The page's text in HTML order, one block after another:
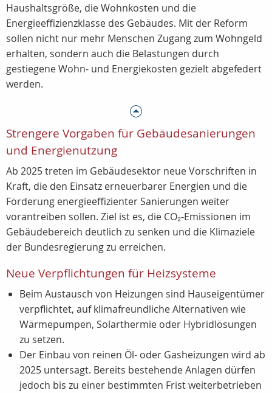
Haushaltsgröße, die Wohnkosten und die
Energieeffizienzklasse des Gebäudes. Mit der Reform
sollen nicht nur mehr Menschen Zugang zum Wohngeld
erhalten, sondern auch die Belastungen durch
gestiegene Wohn- und Energiekosten gezielt abgefedert
werden.
Strengere Vorgaben für Gebäudesanierungen
und Energienutzung
Ab 2025 treten im Gebäudesektor neue Vorschriften in
Kraft, die den Einsatz erneuerbarer Energien und die
Förderung energieeffizienter Sanierungen weiter
vorantreiben sollen. Ziel ist es, die CO₂-Emissionen im
Gebäudebereich deutlich zu senken und die Klimaziele
der Bundesregierung zu erreichen.
Neue Verpflichtungen für Heizsysteme
Beim Austausch von Heizungen sind Hauseigentümer
verpflichtet, auf klimafreundliche Alternativen wie
Wärmepumpen, Solarthermie oder Hybridlösungen
zu setzen.
Der Einbau von reinen Öl- oder Gasheizungen wird ab
2025 untersagt. Bereits bestehende Anlagen dürfen
jedoch bis zu einer bestimmten Frist weiterbetrieben